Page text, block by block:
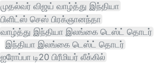
முதல்வர் விஜய் வாழ்த்து இந்தியா
பிளிட்ஸ் செஸ் பிரக்ஞானந்தா
வாழ்த்து இந்தியா இலங்கை டெஸ்ட் தொடர்
இந்தியா இலங்கை டெஸ்ட் தொடர்
ஐரோப்பா டி20 பிரீமியர் லீக்கில்